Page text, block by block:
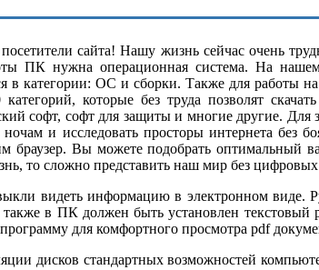
сайта! Нашу жизнь сейчас очень
ПК нужна операционная система. На
в категории: ОС и сборки. Также для работы
категорий, которые без труда позволят
софт, софт для защиты и многие другие.
ночам и исследовать просторы интернета без
браузер. Вы можете подобрать оптимальный
то сложно представить наш мир без
видеть информацию в электронном виде.
в ПК должен быть установлен текстовый
для комфортного просмотра pdf
дисков стандартных возможностей